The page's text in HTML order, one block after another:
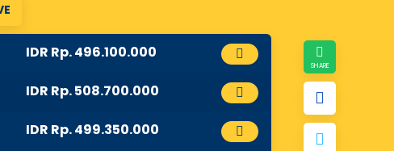
IDR Rp. 496.100.000
IDR Rp. 508.700.000
IDR Rp. 499.350.000